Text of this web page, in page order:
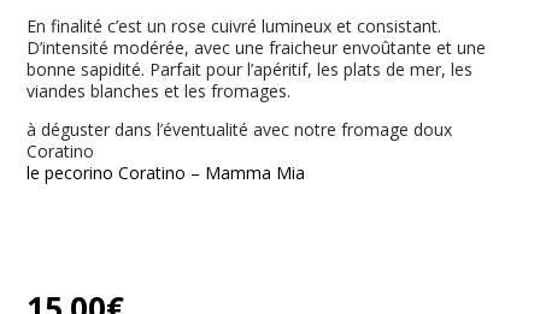
En finalité c’est un rose cuivré lumineux et consistant.
D’intensité modérée, avec une fraicheur envoûtante et une
bonne sapidité. Parfait pour l’apéritif, les plats de mer, les
viandes blanches et les fromages.
à déguster dans l’éventualité avec notre fromage doux
Coratino
le pecorino Coratino – Mamma Mia